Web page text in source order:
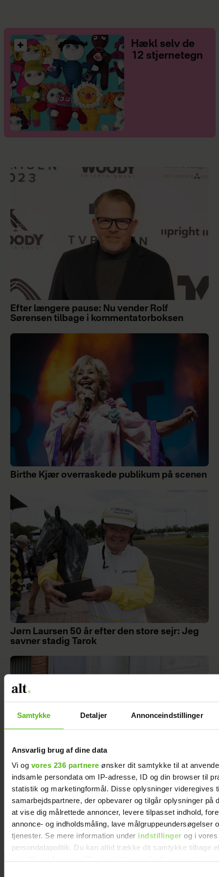
Samtykke Detaljer Annonceindstillinger
Ansvarlig brug af dine data
Vi og vores 236 partnere ønsker dit samtykke til at
indsamle persondata om IP-adresse, ID og din browser til
statistik og marketingformål. Disse oplysninger videregives
samarbejdspartnere, der opbevarer og tilgår oplysninger på
at vise dig målrettede annoncer, levere tilpasset indhold,
annonce- og indholdsmåling, lave målgruppeundersøgelser
tjenester. Se mere information under indstillinger og i vores
persondatapolitik. Du kan altid trække dit samtykke tilbage
Hækl selv de
12 stjernetegn
Efter længere pause: Nu vender Rolf
Sørensen tilbage i kommentatorboksen
Birthe Kjær overraskede publikum på scenen
Jørn Laursen 50 år efter den store sejr: Jeg
savner stadig Tarok
Simon fra “Nybyggerne” efter brud: Er flyttet
hjem